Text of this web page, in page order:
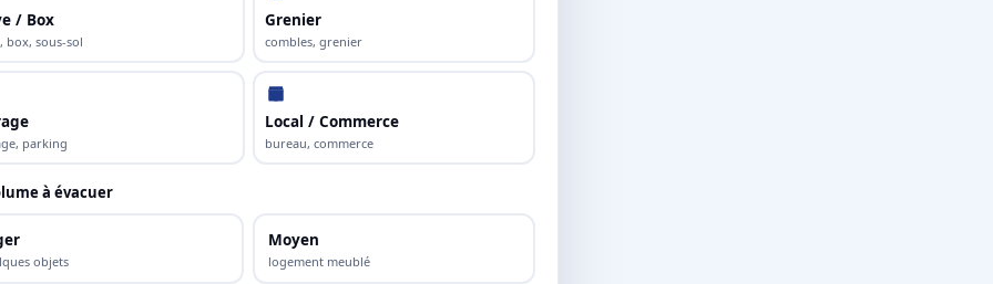
/ Box
box, sous-sol
Grenier
combles, grenier
parking
Local / Commerce
bureau, commerce
à évacuer
objets
Moyen
logement meublé